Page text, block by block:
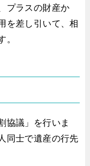
プラスの財産か
を差し引いて、相
。
協議」を行いま
同士で遺産の行先